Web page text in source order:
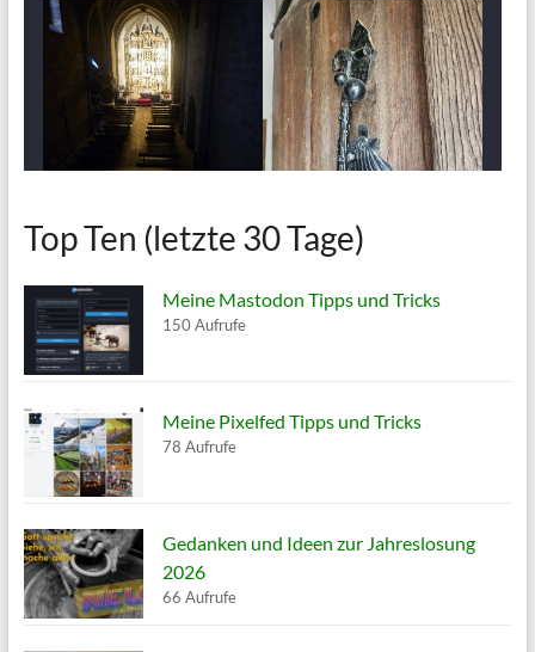
Top Ten (letzte 30 Tage)
Meine Mastodon Tipps und Tricks
150 Aufrufe
Meine Pixelfed Tipps und Tricks
78 Aufrufe
Gedanken und Ideen zur Jahreslosung
2026
66 Aufrufe